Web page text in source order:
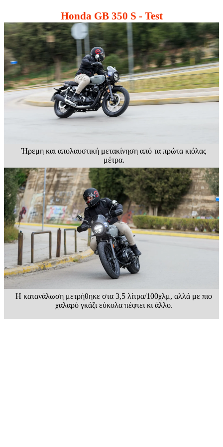
Honda GB 350 S - Test
Ήρεμη και απολαυστική μετακίνηση από τα πρώτα κιόλας
μέτρα.
Η κατανάλωση μετρήθηκε στα 3,5 λίτρα/100χλμ, αλλά με πιο
χαλαρό γκάζι εύκολα πέφτει κι άλλο.